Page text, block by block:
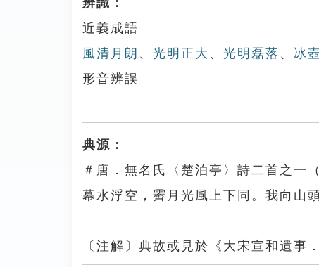
辨識：
近義成語
風清月朗 、 光明正大 、 光明磊落 、 冰
形音辨誤
典源：
＃唐．無名氏〈楚泊亭〉詩二首之一
幕水浮空，霽月光風上下同。我向山
〔注解〕典故或見於《大宋宣和遺事